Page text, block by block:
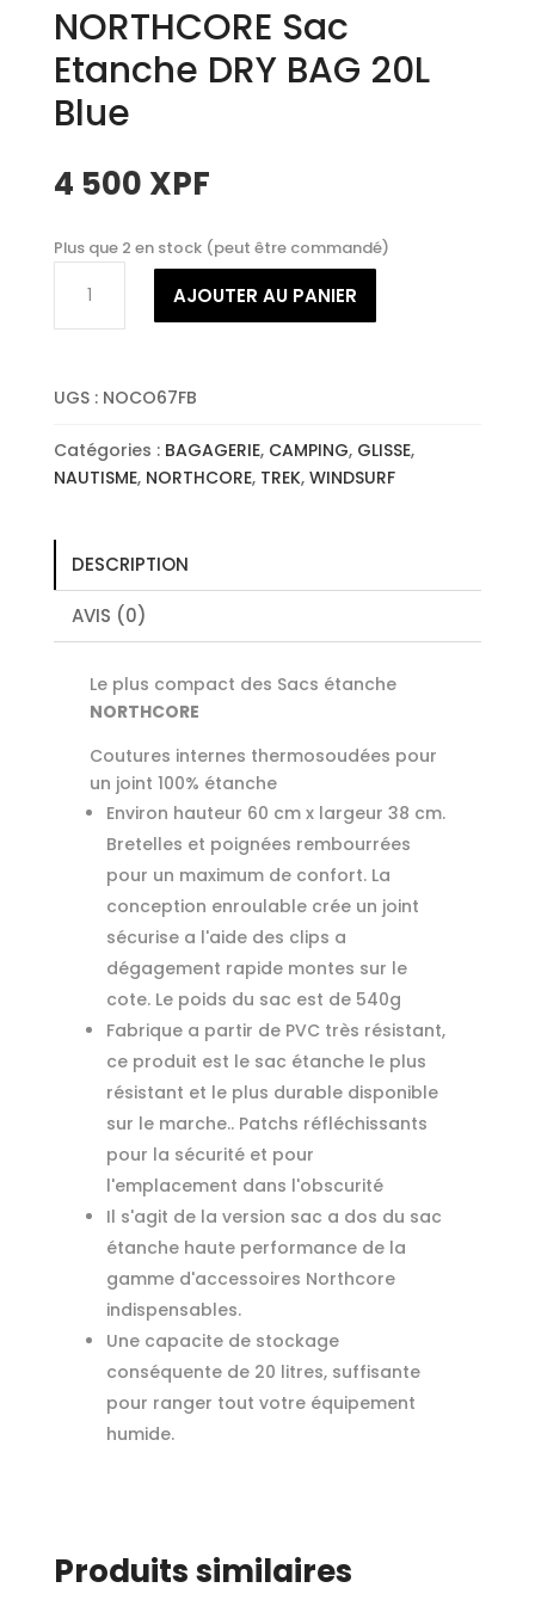
NORTHCORE Sac
Etanche DRY BAG 20L
Blue
4 500 XPF
Plus que 2 en stock (peut être commandé)
NORTHCORE
DRY
AJOUTER AU PANIER
UGS : NOCO67FB
Catégories : BAGAGERIE, CAMPING, GLISSE,
NAUTISME, NORTHCORE, TREK, WINDSURF
DESCRIPTION
AVIS (0)
Le plus compact des Sacs étanche
NORTHCORE
Coutures internes thermosoudées pour
un joint 100% étanche
Environ hauteur 60 cm x largeur 38 cm.
Bretelles et poignées rembourrées
pour un maximum de confort. La
conception enroulable crée un joint
sécurise a l'aide des clips a
dégagement rapide montes sur le
cote. Le poids du sac est de 540g
Fabrique a partir de PVC très résistant,
ce produit est le sac étanche le plus
résistant et le plus durable disponible
sur le marche.. Patchs réfléchissants
pour la sécurité et pour
l'emplacement dans l'obscurité
Il s'agit de la version sac a dos du sac
étanche haute performance de la
gamme d'accessoires Northcore
indispensables.
Une capacite de stockage
conséquente de 20 litres, suffisante
pour ranger tout votre équipement
humide.
Produits similaires